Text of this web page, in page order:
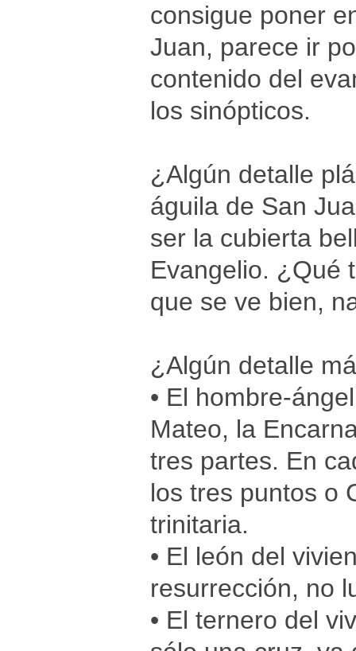
consigue poner
Juan, parece ir
contenido del
los sinópticos.
¿Algún detalle
águila de San
ser la cubierta
Evangelio. ¿Qué
que se ve bien,
¿Algún detalle
• El hombre-
Mateo, la
tres partes. En
los tres puntos o
trinitaria.
• El león del
resurrección, no
• El ternero del